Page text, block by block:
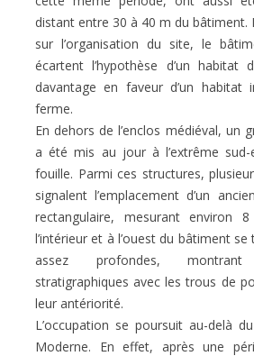
distant entre 30 à 40 m du bâtiment.
sur l’organisation du site, le
écartent l’hypothèse d’un habitat
davantage en faveur d’un habitat
ferme.
En dehors de l’enclos médiéval, un
a été mis au jour à l’extrême sud-
fouille. Parmi ces structures,
signalent l’emplacement d’un
rectangulaire, mesurant
l’intérieur et à l’ouest du bâtiment
assez profondes,
stratigraphiques avec les trous de
leur antériorité.
L’occupation se poursuit au-delà
Moderne. En effet, après une